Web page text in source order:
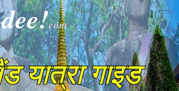
com
यात्रा गाइड